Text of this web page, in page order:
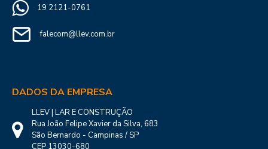
19 2121-0761
falecom@llev.com.br
DADOS DA EMPRESA
LLEV | LAR E CONSTRUÇÃO
Rua João Felipe Xavier da Silva, 683
São Bernardo - Campinas / SP
CEP 13030-680